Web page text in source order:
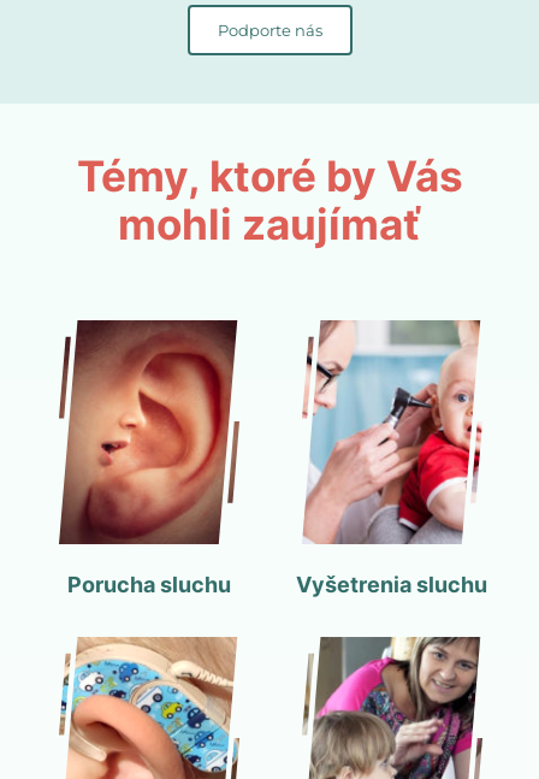
Podporte nás
Témy, ktoré by Vás
mohli zaujímať
Porucha sluchu Vyšetrenia sluchu